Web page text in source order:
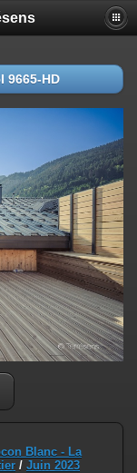
9665-HD
Blanc - La
/ Juin 2023